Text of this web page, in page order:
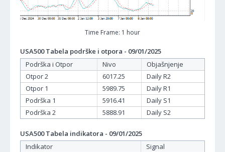
Time Frame: 1 hour
USA500 Tabela podrške i otpora - 09/01/2025
Podrška i Otpor
Nivo
Objašnjenje
Otpor 2
6017.25
Daily R2
Otpor 1
5989.75
Daily R1
Podrška 1
5916.41
Daily S1
Podrška 2
5888.91 Daily S2
USA500 Tabela indikatora - 09/01/2025
Indikator
Signal